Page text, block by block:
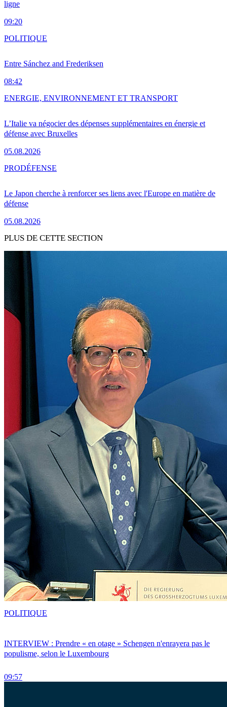
ligne
09:20
Entre Sánchez and Frederiksen
08:42
POLITIQUE
L’Italie va négocier des dépenses supplémentaires en énergie et
défense avec Bruxelles
05.08.2026
ENERGIE, ENVIRONNEMENT ET TRANSPORT
Le Japon cherche à renforcer ses liens avec l'Europe en matière de
défense
05.08.2026
PRODÉFENSE
PLUS DE CETTE SECTION
INTERVIEW : Prendre « en otage » Schengen n'enrayera pas le
populisme, selon le Luxembourg
09:57
POLITIQUE